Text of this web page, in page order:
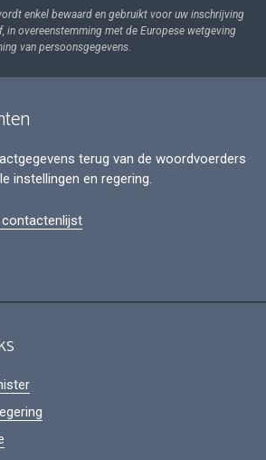
enkel bewaard en gebruikt voor uw inschrijving
in overeenstemming met de Europese wetgeving
van persoonsgegevens.
terug van de woordvoerders
instellingen en regering.
contactenlijst